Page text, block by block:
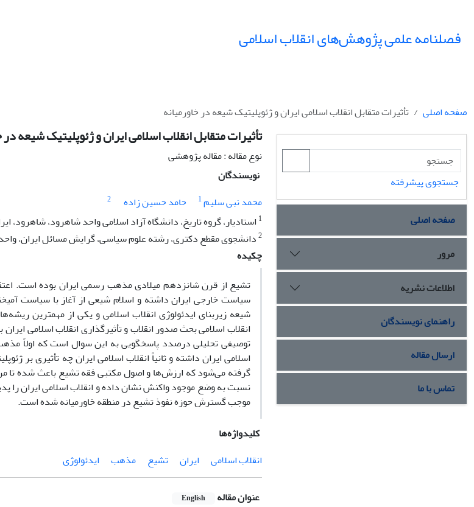
فصلنامه علمی پژوهش‌های انقلاب اسلامی
صفحه اصلی تأثیرات متقابل انقلاب اسلامی ایران و ژئوپلیتیک شیعه در خاورمیانه
تأثیرات متقابل انقلاب اسلامی ایران و ژئوپلیتیک شیعه در
نوع مقاله : مقاله پژوهشی
نویسندگان
محمد نبی سلیم1 حامد حسین زاده
2
1 استادیار، گروه تاریخ، دانشگاه آزاد اسلامی واحد شاهرود، شاهرود،
2دانشجوی مقطع دکتری، رشته علوم سیاسی، گرایش مسائل ایران،
چکیده
تشیع از قرن شانزدهم میلادی مذهب رسمی ایران بوده است.
سیاست خارجی ایران داشته و اسلام شیعی از آغاز با سیاست
شیعه زیربنای ایدئولوژی انقلاب اسلامی و یکی از مهمترین
انقلاب اسلامی بحث صدور انقلاب و تأثیرگذاری انقلاب اسلامی
توصیفی تحلیلی درصدد پاسخگویی به این سوال است که اولاً
اسلامی ایران داشته و ثانیاً انقلاب اسلامی ایران چه تأثیری بر
گرفته می‌­شود که ارزش­‌ها و اصول مکتبی فقه تشیع باعث شده تا
نسبت به وضع موجود واکنش نشان داده و انقلاب اسلامی ایران را
موجب گسترش حوزه نفوذ تشیع در منطقه خاورمیانه شده است.
کلیدواژه‌ها
انقلاب اسلامی
ایران تشیع مذهب ایدئولوژی
عنوان مقاله English
جستجوی پیشرفته
صفحه اصلی
مرور
اطلاعات نشریه
راهنمای نویسندگان
ارسال مقاله
تماس با ما